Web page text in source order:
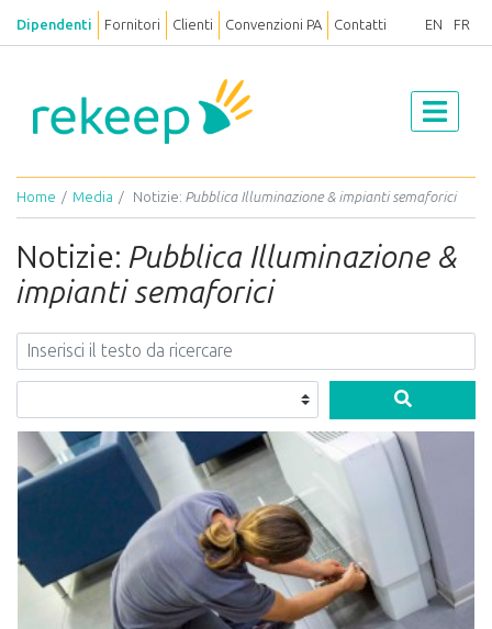
Dipendenti Fornitori Clienti Convenzioni PA Contatti EN FR
Home Media Notizie: Pubblica Illuminazione & impianti semaforici
Notizie: Pubblica Illuminazione &
impianti semaforici